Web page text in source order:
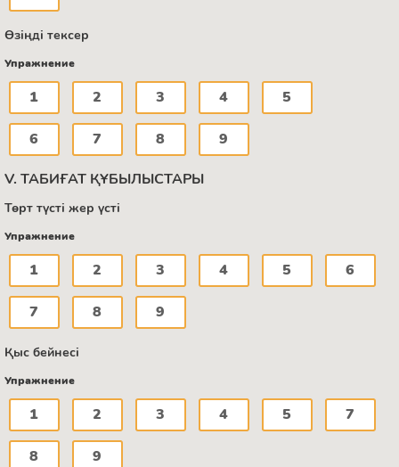
Өзіңді тексер
Упражнение
1 2 3 4 5
6 7 8 9
V. ТАБИҒАТ ҚҰБЫЛЫСТАРЫ
Төрт түсті жер үсті
Упражнение
1 2 3 4 5 6
7 8 9
Қыс бейнесі
Упражнение
1 2 3 4 5 7
8 9